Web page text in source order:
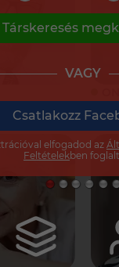
Társkeresés
VAGY
Csatlakozz
elfogadod az
Feltételekben